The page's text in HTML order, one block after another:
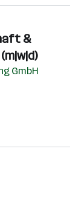
&
GmbH